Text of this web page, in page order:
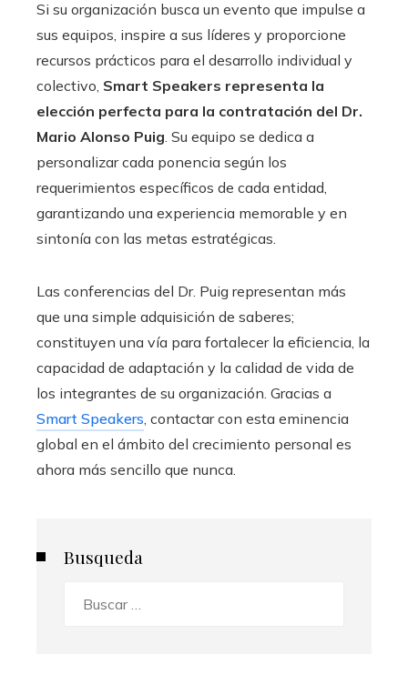
Si su organización busca un evento que impulse a
sus equipos, inspire a sus líderes y proporcione
recursos prácticos para el desarrollo individual y
colectivo, Smart Speakers representa la
elección perfecta para la contratación del Dr.
Mario Alonso Puig. Su equipo se dedica a
personalizar cada ponencia según los
requerimientos específicos de cada entidad,
garantizando una experiencia memorable y en
sintonía con las metas estratégicas.
Las conferencias del Dr. Puig representan más
que una simple adquisición de saberes;
constituyen una vía para fortalecer la eficiencia, la
capacidad de adaptación y la calidad de vida de
los integrantes de su organización. Gracias a
Smart Speakers, contactar con esta eminencia
global en el ámbito del crecimiento personal es
ahora más sencillo que nunca.
Busqueda